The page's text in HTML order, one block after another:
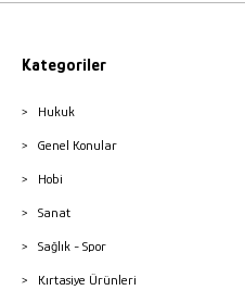
Kategoriler
Hukuk
Genel Konular
Hobi
Sanat
Sağlık - Spor
Kırtasiye Ürünleri